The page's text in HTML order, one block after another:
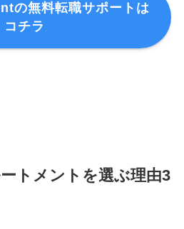
の無料転職サポートは
コチラ
トメントを選ぶ理由3